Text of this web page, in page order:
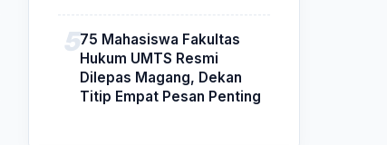
75 Mahasiswa Fakultas
Hukum UMTS Resmi
Dilepas Magang, Dekan
Titip Empat Pesan Penting